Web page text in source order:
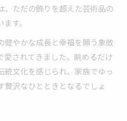
、ただの飾りを超えた芸術品の
す。
健やかな成長と幸福を願う象徴
愛されてきました。眺めるだけ
統文化を感じられ、家族でゆっ
贅沢なひとときとなるでしょ